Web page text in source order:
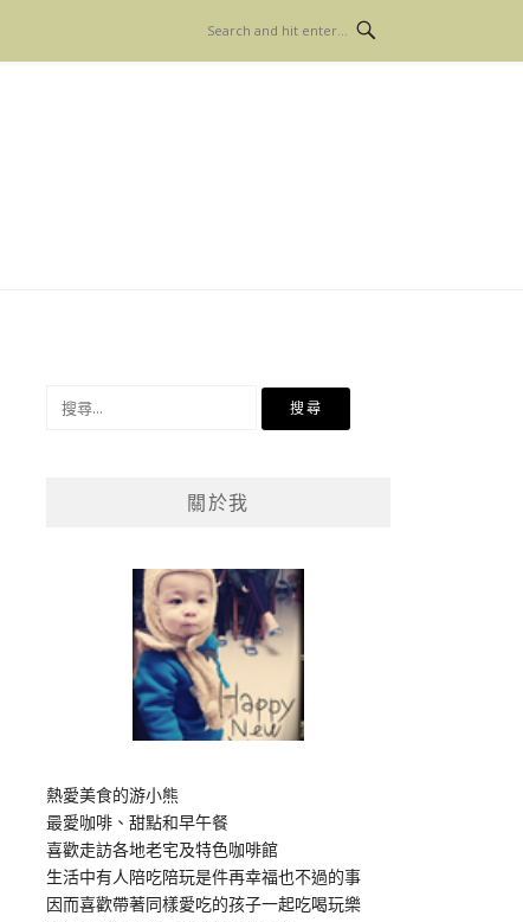
關於我
熱愛美食的游小熊
最愛咖啡、甜點和早午餐
喜歡走訪各地老宅及特色咖啡館
生活中有人陪吃陪玩是件再幸福也不過的事
因而喜歡帶著同樣愛吃的孩子一起吃喝玩樂